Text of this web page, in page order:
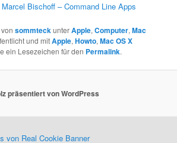
Bischoff – Command Line Apps
vonsommteckunterApple,Computer,Mac
und mitApple,Howto,Mac OS X
ein Lesezeichen für den Permalink.
präsentiert von WordPress
von Real Cookie Banner